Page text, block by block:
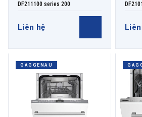
→ GỬI YÊU CẦU BÁO GIÁ
DF211100 series 200
Liên hệ
GAGGENAU